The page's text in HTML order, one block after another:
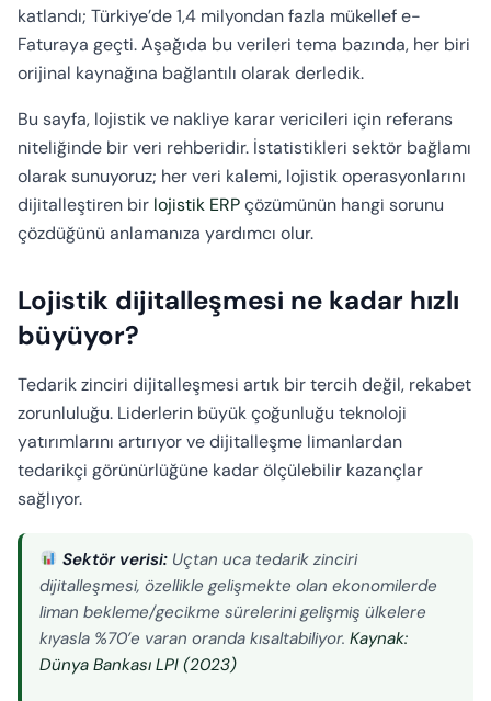
katlandı; Türkiye’de 1,4 milyondan fazla mükellef e-
Faturaya geçti. Aşağıda bu verileri tema bazında, her biri
orijinal kaynağına bağlantılı olarak derledik.
Bu sayfa, lojistik ve nakliye karar vericileri için referans
niteliğinde bir veri rehberidir. İstatistikleri sektör bağlamı
olarak sunuyoruz; her veri kalemi, lojistik operasyonlarını
dijitalleştiren bir lojistik ERPçözümünün hangi sorunu
çözdüğünü anlamanıza yardımcı olur.
Lojistik dijitalleşmesi ne kadar hızlı
büyüyor?
Tedarik zinciri dijitalleşmesi artık bir tercih değil, rekabet
zorunluluğu. Liderlerin büyük çoğunluğu teknoloji
yatırımlarını artırıyor ve dijitalleşme limanlardan
tedarikçi görünürlüğüne kadar ölçülebilir kazançlar
sağlıyor.
Sektör verisi: Uçtan uca tedarik zinciri
dijitalleşmesi, özellikle gelişmekte olan ekonomilerde
liman bekleme/gecikme sürelerini gelişmiş ülkelere
kıyasla %70’e varan oranda kısaltabiliyor. Kaynak:
Dünya Bankası LPI (2023)